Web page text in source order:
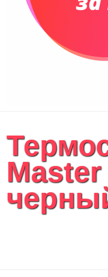
Сумки для
Несессеры
Сумки
Текстиль
Кухонные
Ножи
Фоторамки
Master